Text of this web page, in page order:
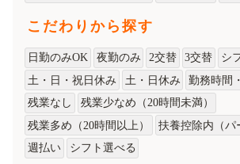
こだわりから探す
日勤のみOK 夜勤のみ 2交替 3交替
シ
土・日・祝日休み
土・日休み
勤務時間
残業なし
残業少なめ（20時間未満）
残業多め（20時間以上）
扶養控除内（パ
週払い
シフト選べる